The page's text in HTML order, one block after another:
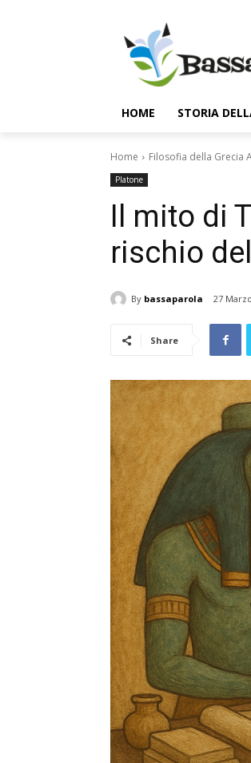
HOME STORIA
Home Filosofia della Grecia
Platone
Il mito di
rischio
By bassaparola 27
Share